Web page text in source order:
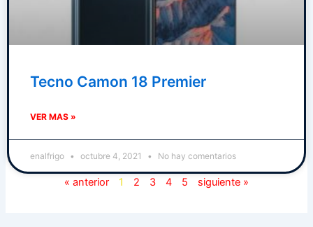
Tecno Camon 18 Premier
VER MAS »
enalfrigo octubre 4, 2021 No hay comentarios
« anterior 1 2 3 4 5 siguiente »